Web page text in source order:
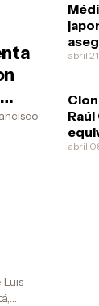
abril
abril